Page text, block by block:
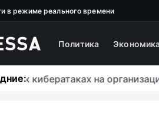
в режиме реального времени
Политика
кибератаках на организации